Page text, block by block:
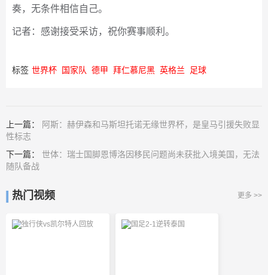
奏，无条件相信自己。
记者：感谢接受采访，祝你赛事顺利。
标签 世界杯 国家队 德甲 拜仁慕尼黑 英格兰 足球
上一篇：
阿斯：赫伊森和马斯坦托诺无缘世界杯，是皇马引援失败显
性标志
下一篇： 世体：瑞士国脚恩博洛因移民问题尚未获批入境美国，无法
随队备战
热门视频 更多 >>